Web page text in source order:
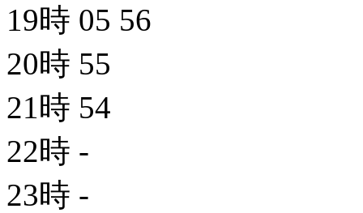
19時 05 56
20時 55
21時 54
22時 -
23時 -